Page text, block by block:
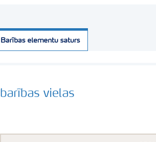
Barības elementu saturs
barības vielas